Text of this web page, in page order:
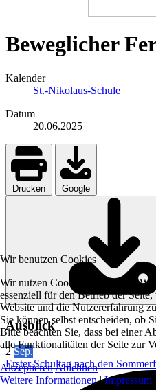
Beweglicher
Kalender
St.-Nikolaus-Schule
Datum
20.06.2025
Drucken Google
Ausblick
2 Sep.
Erster Schultag nach den
Wir benutzen Cookies
Wir nutzen Cookies auf unserer
essenziell für den Betrieb der
Website und die Nutzererfahrung
Sie können selbst entscheiden, ob
Bitte beachten Sie, dass bei einer
alle Funktionalitäten der Seite zur
AkzeptierenAblehnen
Weitere Informationen|Impressum